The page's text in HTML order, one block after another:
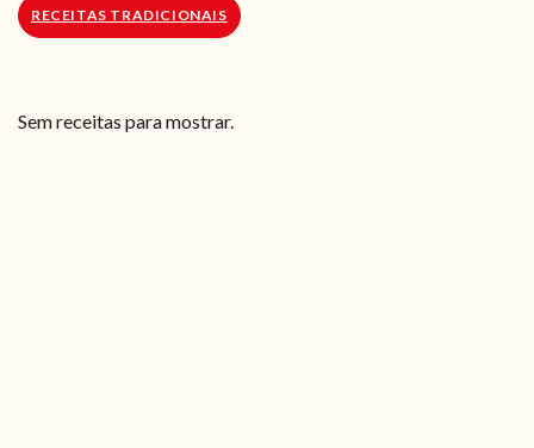
RECEITAS TRADICIONAIS
Sem receitas para mostrar.